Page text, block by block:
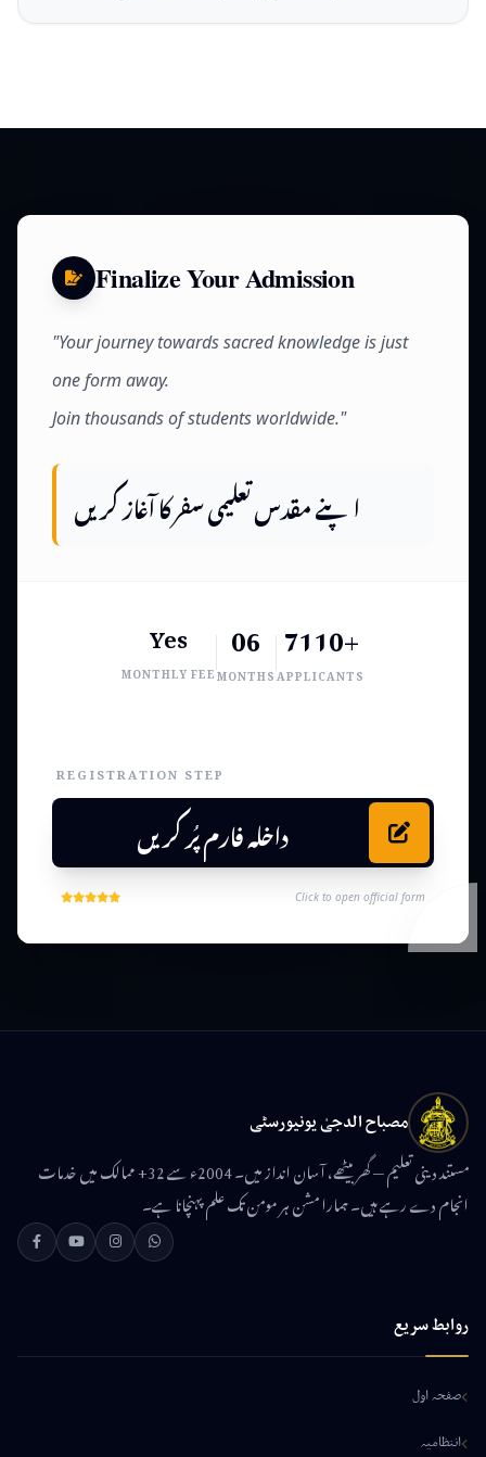
Finalize Your Admission
"Your journey towards sacred knowledge is just
one form away.
Join thousands of students worldwide."
اپنے مقدس تعلیمی سفر کا آغاز کریں
Yes
MONTHLY FEE
06
MONTHS
7110+
APPLICANTS
REGISTRATION STEP
داخلہ فارم پُر کریں
Click to open official form
مصباح الدجیٰ یونیورسٹی
مستند دینی تعلیم — گھر بیٹھے، آسان انداز میں۔ 2004ء سے 32+ ممالک میں خدمات
انجام دے رہے ہیں۔ ہمارا مشن ہر مومن تک علم پہنچانا ہے۔
روابط سریع
صفحہ اول
انتظامیہ